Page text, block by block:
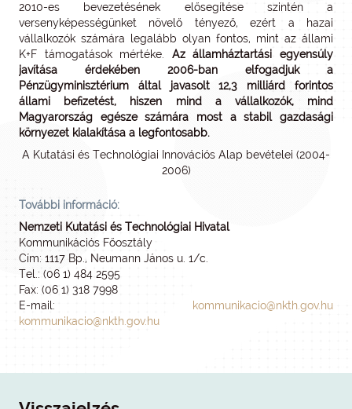
2010-es bevezetésének elősegítése szintén a
versenyképességünket növelő tényező, ezért a hazai
vállalkozók számára legalább olyan fontos, mint az állami
K+F támogatások mértéke. Az államháztartási egyensúly
javítása érdekében 2006-ban elfogadjuk a
Pénzügyminisztérium által javasolt 12,3 milliárd forintos
állami befizetést, hiszen mind a vállalkozók, mind
Magyarország egésze számára most a stabil gazdasági
környezet kialakítása a legfontosabb.
A Kutatási és Technológiai Innovációs Alap bevételei (2004-
2006)
További információ:
Nemzeti Kutatási és Technológiai Hivatal
Kommunikációs Főosztály
Cím: 1117 Bp., Neumann János u. 1/c.
Tel.: (06 1) 484 2595
Fax: (06 1) 318 7998
E-mail:
kommunikacio@nkth.gov.hu
kommunikacio@nkth.gov.hu